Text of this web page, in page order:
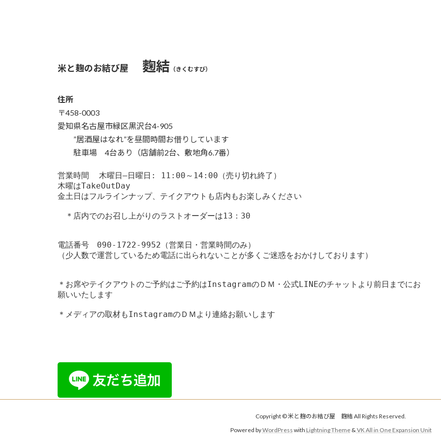
米と麹のお結び屋 麴結 （きくむすび）
住所
〒458-0003
愛知県名古屋市緑区黒沢台4-905
”居酒屋はなれ”を昼間時間お借りしています
駐車場 4台あり
（店舗前2台、敷地角6.7番）
営業時間  木曜日–日曜日: 11:00～14:00 （売り切れ終了）
木曜はTakeOutDay
金土日はフルラインナップ、テイクアウトも店内もお楽しみください
＊店内でのお召し上がりのラストオーダーは13：30
電話番号 090-1722-9952（営業日・営業時間のみ）
（少人数で運営しているため電話に出られないことが多くご迷惑をおかけしております）
＊お席やテイクアウトのご予約はご予約はInstagramのＤＭ・公式LINEのチャットより前日までにお
願いいたします
Copyright © 米と麹のお結び屋 麴結 All Rights Reserved.
Powered byWordPress with Lightning Theme&VK All in One Expansion Unit